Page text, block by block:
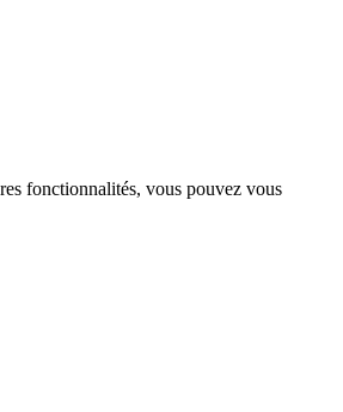
fonctionnalités, vous pouvez vous